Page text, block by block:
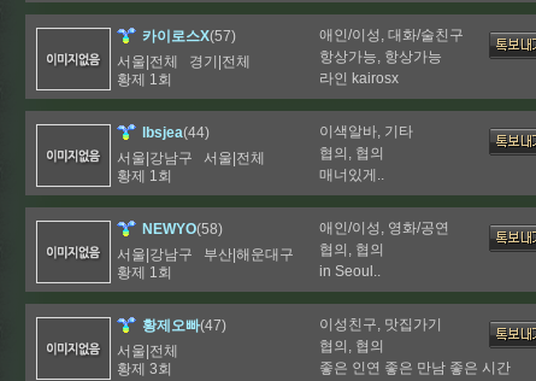
카이로스X(57)
서울|전체 경기|전체
황제 1회
애인/이성, 대화/술친구
항상가능, 항상가능
라인 kairosx
lbsjea(44)
서울|강남구 서울|전체
황제 1회
이색알바, 기타
협의, 협의
매너있게..
NEWYO(58)
서울|강남구 부산|해운대구
황제 1회
애인/이성, 영화/공연
협의, 협의
in Seoul..
황제오빠(47)
서울|전체
황제 3회
이성친구, 맛집가기
협의, 협의
좋은 인연 좋은 만남 좋은 시간